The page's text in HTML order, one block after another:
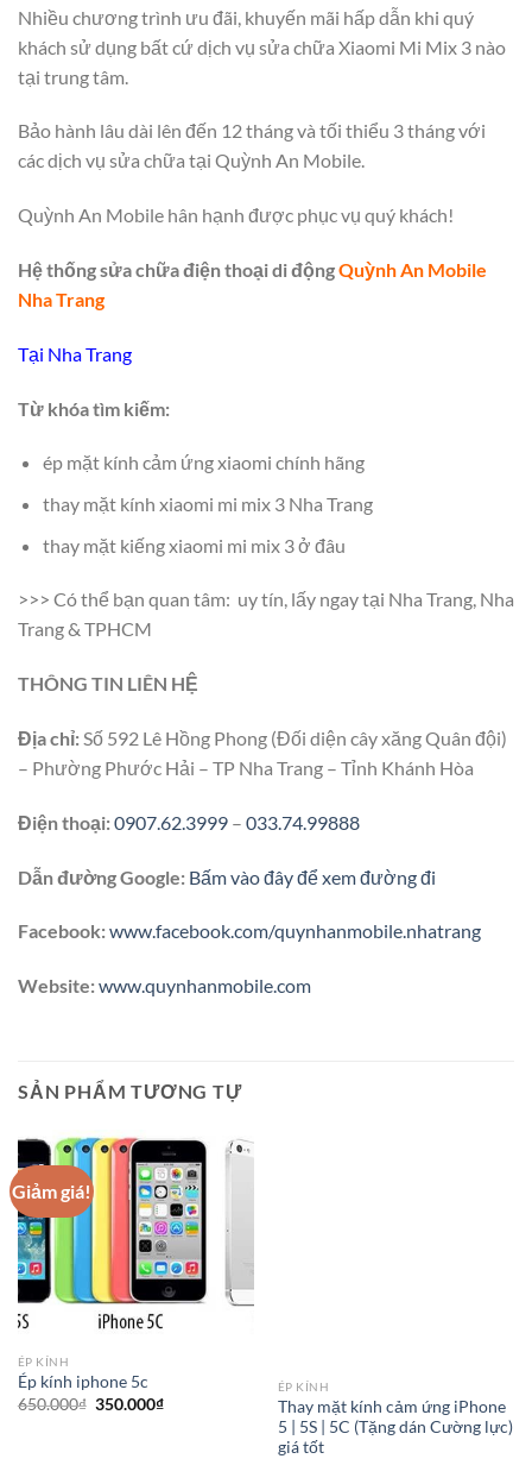
Nhiều chương trình ưu đãi, khuyến mãi hấp dẫn khi quý
khách sử dụng bất cứ dịch vụ sửa chữa Xiaomi Mi Mix 3 nào
tại trung tâm.
Bảo hành lâu dài lên đến 12 tháng và tối thiểu 3 tháng với
các dịch vụ sửa chữa tại Quỳnh An Mobile.
Quỳnh An Mobile hân hạnh được phục vụ quý khách!
Hệ thống sửa chữa điện thoại di độngQuỳnh An Mobile
Nha Trang
Tại Nha Trang
Từ khóa tìm kiếm:
ép mặt kính cảm ứng xiaomi chính hãng
thay mặt kính xiaomi mi mix 3 Nha Trang
thay mặt kiếng xiaomi mi mix 3 ở đâu
>>> Có thể bạn quan tâm: uy tín, lấy ngay tại Nha Trang, Nha
Trang & TPHCM
THÔNG TIN LIÊN HỆ
Địa chỉ:Số 592 Lê Hồng Phong (Đối diện cây xăng Quân đội)
– Phường Phước Hải – TP Nha Trang – Tỉnh Khánh Hòa
Điện thoại:0907.62.3999 – 033.74.99888
Dẫn đường Google: Bấm vào đây để xem đường đi
Facebook:www.facebook.com/quynhanmobile.nhatrang
Website:www.quynhanmobile.com
SẢN PHẨM TƯƠNG TỰ
Giảm giá!
ÉP KÍNH
Ép kính iphone 5c
650.000₫ Giá
350.000₫Giá
ÉP KÍNH
Thay mặt kính cảm ứng iPhone
5 | 5S | 5C (Tặng dán Cường lực)
giá tốt